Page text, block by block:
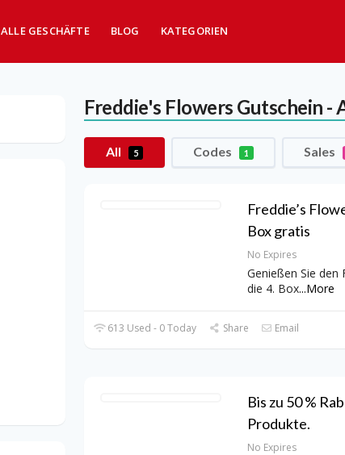
ALLE GESCHÄFTE BLOG KATEGORIEN
Freddie's Flowers Gutschein -
All 5 Codes 1 Sales
Freddie’s
Box gratis
No Expires
Genießen Sie den
die 4. Box...More
613 Used - 0 Today Share Email
Bis zu 50 %
Produkte.
No Expires